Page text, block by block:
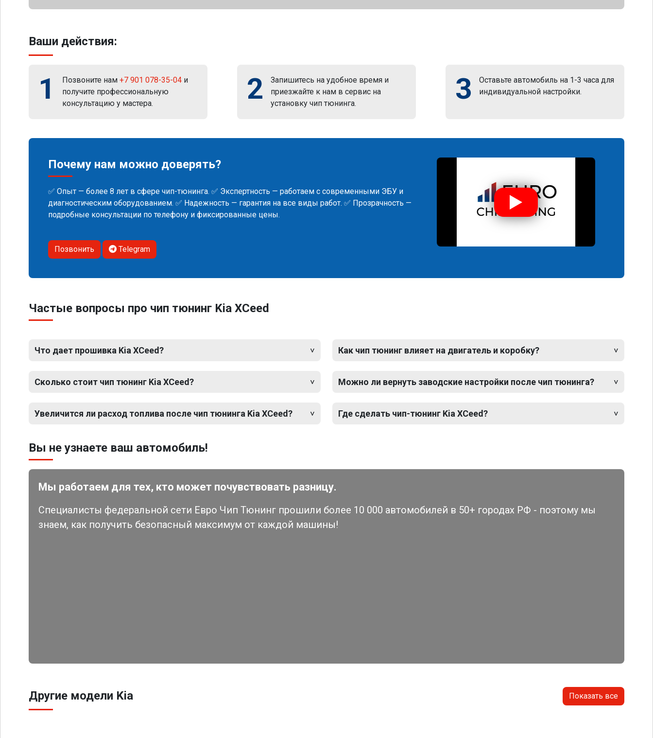
Ваши действия:
1 Позвоните нам +7 901 078-35-04 и
получите профессиональную
консультацию у мастера.
2
Запишитесь на удобное время и
приезжайте к нам в сервис на
установку чип тюнинга.
3
Оставьте автомобиль на 1-3 часа для
индивидуальной настройки.
Почему нам можно доверять?
✅ Опыт — более 8 лет в сфере чип-тюнинга. ✅ Экспертность — работаем с современными ЭБУ и
диагностическим оборудованием. ✅ Надежность — гарантия на все виды работ. ✅ Прозрачность —
подробные консультации по телефону и фиксированные цены.
Позвонить Telegram
Частые вопросы про чип тюнинг Kia XCeed
Что дает прошивка Kia XCeed?
Сколько стоит чип тюнинг Kia XCeed?
Увеличится ли расход топлива после чип тюнинга Kia XCeed?
Как чип тюнинг влияет на двигатель и коробку?
Можно ли вернуть заводские настройки после чип тюнинга?
Где сделать чип-тюнинг Kia XCeed?
Вы не узнаете ваш автомобиль!
Мы работаем для тех, кто может почувствовать разницу.
Специалисты федеральной сети Евро Чип Тюнинг прошили более 10 000 автомобилей в 50+ городах РФ - поэтому мы
знаем, как получить безопасный максимум от каждой машины!
Другие модели Kia Показать все